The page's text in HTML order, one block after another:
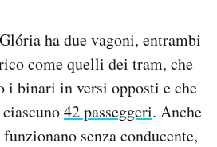
ha due vagoni, entrambi
come quelli dei tram, che
i binari in versi opposti e che
42 passeggeri. Anche
senza conducente,